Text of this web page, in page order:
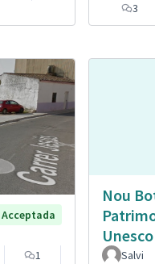
3
Acceptada
1
Nou
Unesco
Salvi